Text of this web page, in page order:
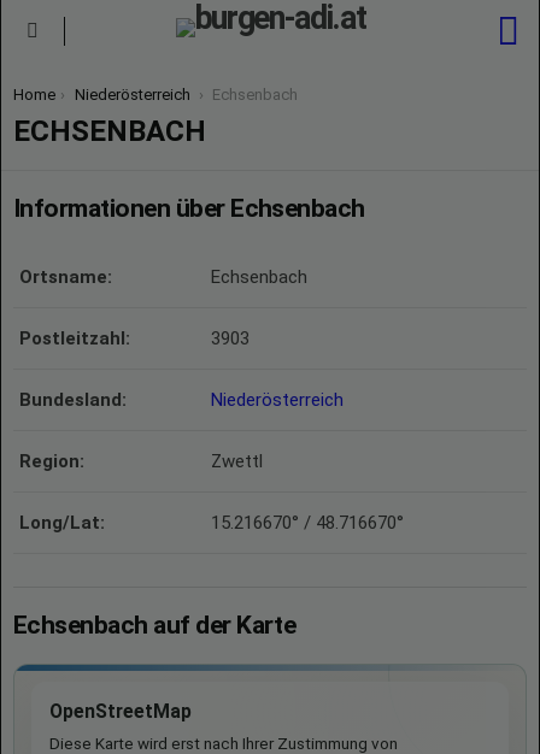
You are here:
Home Niederösterreich Echsenbach
ECHSENBACH
Informationen über Echsenbach
Ortsname: Echsenbach
Postleitzahl: 3903
Bundesland: Niederösterreich
Region: Zwettl
Long/Lat: 15.216670° / 48.716670°
Echsenbach auf der Karte
OpenStreetMap
Diese Karte wird erst nach Ihrer Zustimmung von